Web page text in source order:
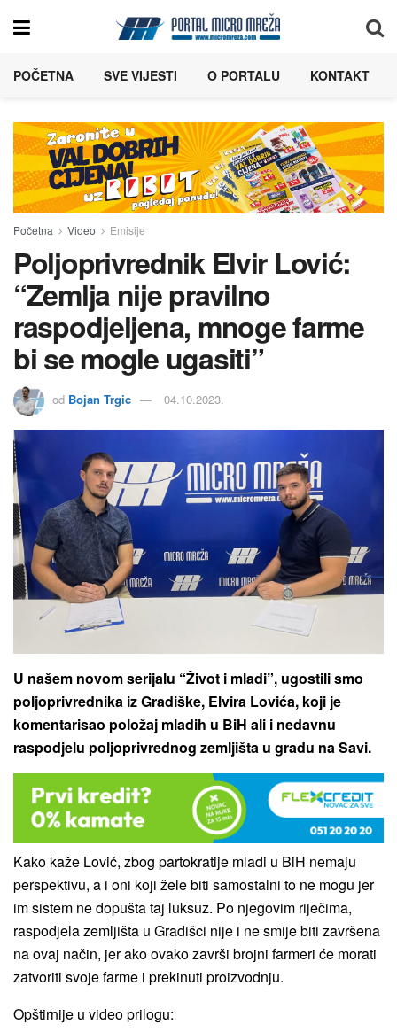
POČETNA SVE VIJESTI O PORTALU KONTAKT
Početna Video Emisije
Poljoprivrednik Elvir Lović:
“Zemlja nije pravilno
raspodjeljena, mnoge farme
bi se mogle ugasiti”
od Bojan Trgic 04.10.2023.
U našem novom serijalu “Život i mladi”, ugostili smo
poljoprivrednika iz Gradiške, Elvira Lovića, koji je
komentarisao položaj mladih u BiH ali i nedavnu
raspodjelu poljoprivrednog zemljišta u gradu na Savi.
Kako kaže Lović, zbog partokratije mladi u BiH nemaju
perspektivu, a i oni koji žele biti samostalni to ne mogu jer
im sistem ne dopušta taj luksuz. Po njegovim riječima,
raspodjela zemljišta u Gradišci nije i ne smije biti završena
na ovaj način, jer ako ovako završi brojni farmeri će morati
zatvoriti svoje farme i prekinuti proizvodnju.
Opštirnije u video prilogu: